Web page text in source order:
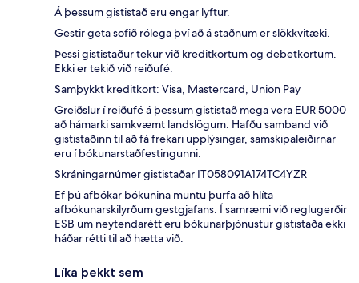
Á þessum gististað eru engar lyftur.
Gestir geta sofið rólega því að á staðnum er slökkvitæki.
Þessi gististaður tekur við kreditkortum og debetkortum.
Ekki er tekið við reiðufé.
Samþykkt kreditkort: Visa, Mastercard, Union Pay
Greiðslur í reiðufé á þessum gististað mega vera EUR 5000
að hámarki samkvæmt landslögum. Hafðu samband við
gististaðinn til að fá frekari upplýsingar, samskipaleiðirnar
eru í bókunarstaðfestingunni.
Skráningarnúmer gististaðar IT058091A174TC4YZR
Ef þú afbókar bókunina muntu þurfa að hlíta
afbókunarskilyrðum gestgjafans. Í samræmi við reglugerðir
ESB um neytendarétt eru bókunarþjónustur gististaða ekki
háðar rétti til að hætta við.
Líka þekkt sem